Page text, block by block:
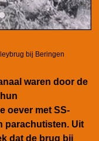
bij Beringen
waren door de
oever met SS-
parachutisten. Uit
dat de brug bij